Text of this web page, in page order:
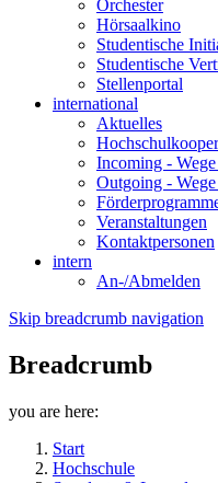
Orchester
Hörsaalkino
Studentische
Studentische
Stellenportal
international
Aktuelles
Incoming -
Outgoing -
Veranstaltungen
Kontaktpersonen
intern
An-/Abmelden
Skip breadcrumb navigation
Breadcrumb
you are here:
Start
Hochschule